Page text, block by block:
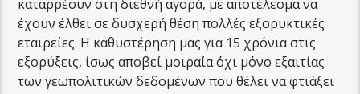
καταρρέουν στη διεθνή αγορά, με αποτέλεσμα να
έχουν έλθει σε δυσχερή θέση πολλές εξορυκτικές
εταιρείες. Η καθυστέρηση μας για 15 χρόνια στις
εξορύξεις, ίσως αποβεί μοιραία όχι μόνο εξαιτίας
των γεωπολιτικών δεδομένων που θέλει να φτιάξει